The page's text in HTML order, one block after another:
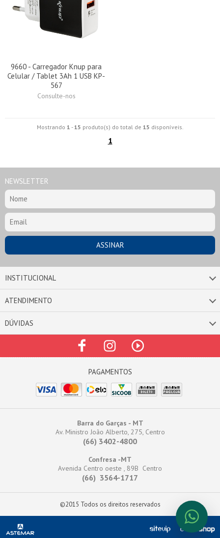
9660 - Carregador Knup para
Celular / Tablet 3Ah 1 USB KP-
567
Consulte-nos
Mostrando 1 - 15 produto(s) do total de 15 disponíveis.
1
NEWSLETTER
INSTITUCIONAL
ATENDIMENTO
DÚVIDAS
Barra do Garças - MT
Av. Ministro João Alberto, 275, Centro
(66) 3402-4800
Confresa -MT
Avenida Centro oeste , 89B Centro
(66) 3564-1717
©2015 Todos os direitos reservados